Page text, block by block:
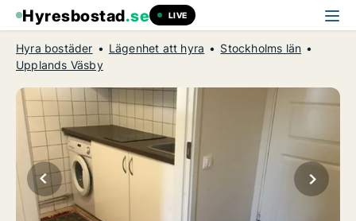
Hyresbostad.se LIVE
Hyra bostäder Lägenhet att hyra
Stockholms län
Upplands Väsby